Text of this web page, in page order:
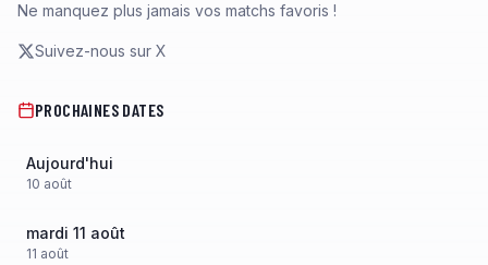
Ne manquez plus jamais vos matchs favoris !
Suivez-nous sur X
PROCHAINES DATES
Aujourd'hui
10 août
mardi 11 août
11 août